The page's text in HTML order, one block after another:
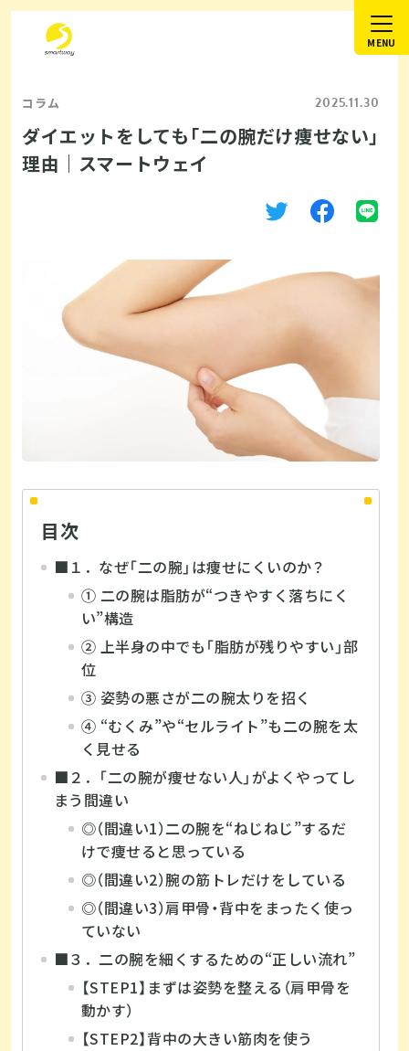
コラム 2025.11.30
ダイエットをしても「二の腕だけ痩せない」
理由｜スマートウェイ
目次
■１．なぜ「二の腕」は痩せにくいのか？
① 二の腕は脂肪が“つきやすく落ちにく
い”構造
② 上半身の中でも「脂肪が残りやすい」部
位
③ 姿勢の悪さが二の腕太りを招く
④ “むくみ”や“セルライト”も二の腕を太
く見せる
■２．「二の腕が痩せない人」がよくやってし
まう間違い
◎（間違い1）二の腕を“ねじねじ”するだ
けで痩せると思っている
◎（間違い2）腕の筋トレだけをしている
◎（間違い3）肩甲骨・背中をまったく使っ
ていない
■３．二の腕を細くするための“正しい流れ”
【STEP1】まずは姿勢を整える（肩甲骨を
動かす）
【STEP2】背中の大きい筋肉を使う